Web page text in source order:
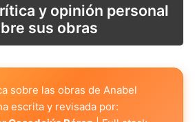
y opinión personal
sus obras
sobre las obras de Anabel
escrita y revisada por: